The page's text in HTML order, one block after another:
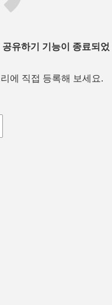
유하기 기능이 종료되었
에 직접 등록해 보세요.